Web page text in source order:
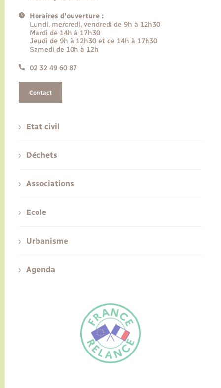
FR
Horaires d'ouverture :
Lundi, mercredi, vendredi de 9h à 12h30
Mardi de 14h à 17h30
Jeudi de 9h à 12h30 et de 14h à 17h30
Samedi de 10h à 12h
02 32 49 60 87
Contact
Etat civil
Déchets
Associations
Ecole
Urbanisme
Agenda